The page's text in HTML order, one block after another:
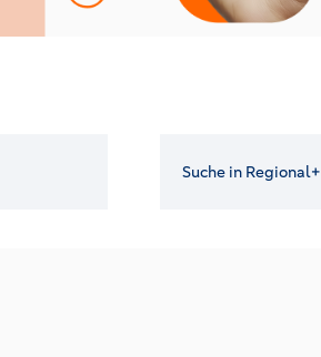
Suche in Regional+